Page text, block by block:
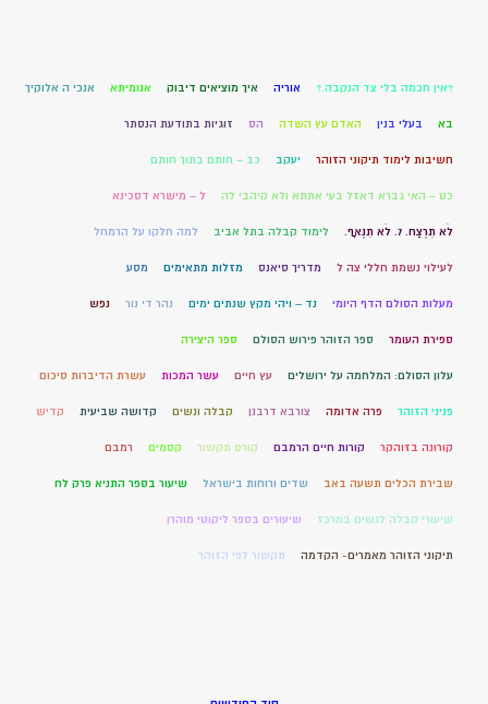
?אין חכמה בלי צד הנקבה.? אוריה איך מוציאים דיבוק אנומיתא אנכי ה אלוקיך
בא בעלי בנין האדם עץ השדה הס זוגיות בתודעת הנסתר
חשיבות לימוד תיקוני הזוהר יעקב כב – חותם בתוך חותם
כט – האי גברא דאזל בעי אתתא ולא קיהבי לה ל – מישרא דסכינא
לֹא תִרְצַח. 7. לֹא תִנְאָף. לימוד קבלה בתל אביב למה חלקו על הרמחל
לעילוי נשמת חללי צה ל מדריך סיאנס מזלות מתאימים מסע
מעלות הסולם הדף היומי נד – ויהי מקץ שנתים ימים נהר די נור נפש
ספירת העומר ספר הזוהר פירוש הסולם ספר היצירה
עלון הסולם: המלחמה על ירושלים עץ חיים עשר המכות עשרת הדיברות סיכום
פניני הזוהר פרה אדומה צורבא דרבנן קבלה ונשים קדושה שביעית קדיש
קורונה בזוהקר קורות חיים הרמבם קורס תקשור קסמים רמבם
שבירת הכלים תשעה באב שדים ורוחות בישראל שיעור בספר התניא פרק לח
שיעורי קבלה לנשים במרכז שיעורים בספר ליקוטי מוהרן
תיקוני הזוהר מאמרים- הקדמה תקשור לפי הזוהר